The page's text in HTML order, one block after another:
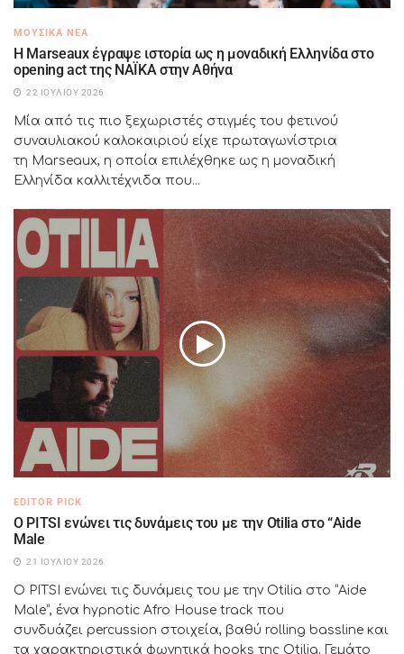
ΜΟΥΣΙΚΆ ΝΈΑ
H Marseaux έγραψε ιστορία ως η μοναδική Ελληνίδα στο
opening act της NAÏKA στην Αθήνα
22 ΙΟΥΛΊΟΥ 2026
Μία από τις πιο ξεχωριστές στιγμές του φετινού
συναυλιακού καλοκαιριού είχε πρωταγωνίστρια
τη Marseaux, η οποία επιλέχθηκε ως η μοναδική
Ελληνίδα καλλιτέχνιδα που...
EDITOR PICK
Ο PITSI ενώνει τις δυνάμεις του με την Otilia στο “Aide
Male
21 ΙΟΥΛΊΟΥ 2026
Ο PITSI ενώνει τις δυνάμεις του με την Otilia στο “Aide
Male”, ένα hypnotic Afro House track που
συνδυάζει percussion στοιχεία, βαθύ rolling bassline και
τα χαρακτηριστικά φωνητικά hooks της Otilia. Γεμάτο